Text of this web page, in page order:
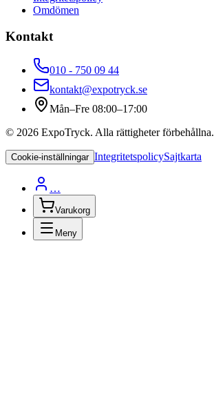
Omdömen
Kontakt
010 - 750 09 44
kontakt@expotryck.se
Mån–Fre 08:00–17:00
© 2026 ExpoTryck. Alla rättigheter förbehållna.
Cookie-inställningar IntegritetspolicySajtkarta
…
Varukorg
Meny